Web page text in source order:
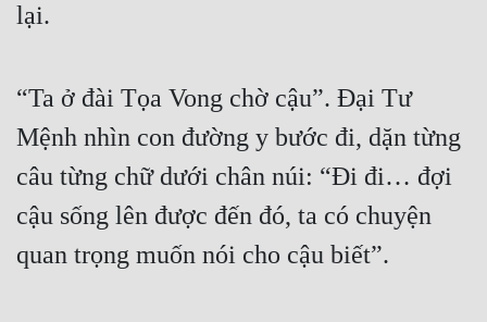
Vô Địch
Võ Hiệp
Võng Du
Xuyên Không
Xuyên Nhanh
lại.
“Ta ở đài Tọa Vong chờ cậu”. Đại Tư
Mệnh nhìn con đường y bước đi, dặn từng
câu từng chữ dưới chân núi: “Đi đi… đợi
cậu sống lên được đến đó, ta có chuyện
quan trọng muốn nói cho cậu biết”.